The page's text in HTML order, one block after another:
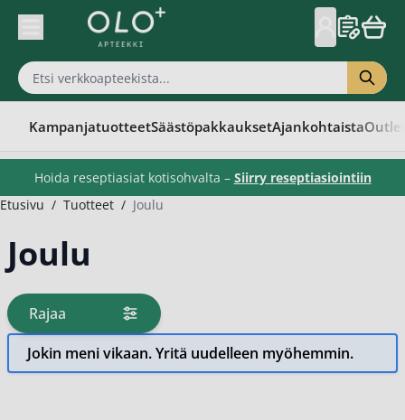
Skip to Content
KampanjatuotteetSäästöpakkauksetAjankohtaista
Hoida reseptiasiat kotisohvalta – Siirry reseptiasiointiin
Etusivu / Tuotteet / Joulu
Joulu
Rajaa
tuotteita
Jokin meni vikaan. Yritä uudelleen myöhemmin.